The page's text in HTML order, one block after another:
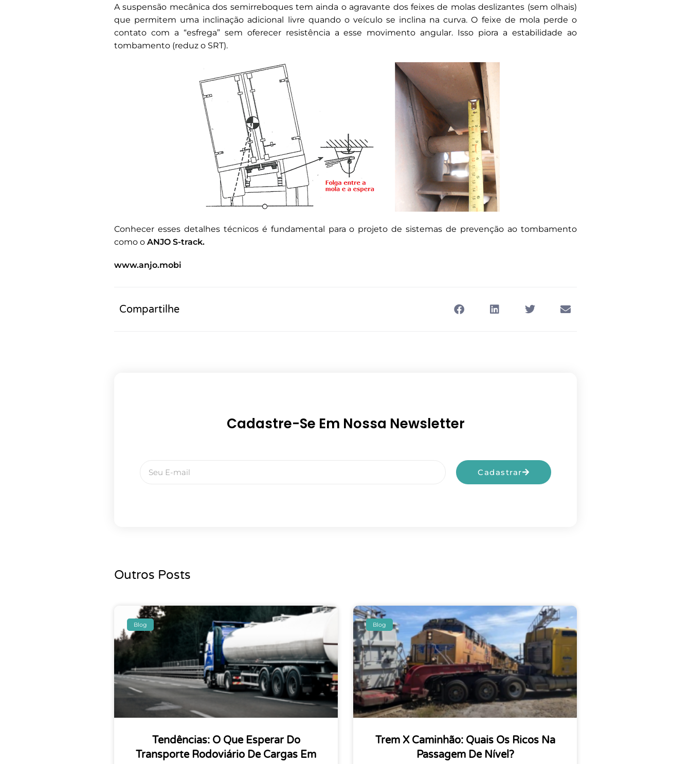
A suspensão mecânica dos semirreboques tem ainda o agravante dos feixes de molas deslizantes (sem olhais)
que permitem uma inclinação adicional livre quando o veículo se inclina na curva. O feixe de mola perde o
contato com a “esfrega” sem oferecer resistência a esse movimento angular. Isso piora a estabilidade ao
tombamento (reduz o SRT).
Conhecer esses detalhes técnicos é fundamental para o projeto de sistemas de prevenção ao tombamento
como o ANJO S-track.
www.anjo.mobi
Compartilhe
Cadastre-Se Em Nossa Newsletter
Cadastrar
Outros Posts
Blog
Tendências: O Que Esperar Do
Transporte Rodoviário De Cargas Em
Blog
Trem X Caminhão: Quais Os Ricos Na
Passagem De Nível?